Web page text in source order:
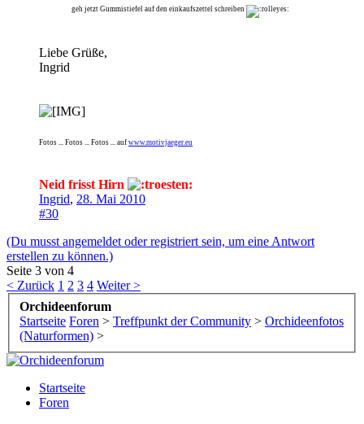
geh jetzt Gummistiefel auf den einkaufszettel schreiben
Liebe Grüße,
Ingrid
Fotos ... Fotos ... Fotos ... auf www.motivjaeger.eu
Neid frisst Hirn
Ingrid, 28. Mai 2010
#30
(Du musst angemeldet oder registriert sein, um eine Antwort
erstellen zu können.)
Seite 3 von 4
< Zurück 1 2 3 4 Weiter >
Orchideenforum
Startseite Foren > Treffpunkt der Community > Orchideenfotos
(Naturformen) >
Startseite
Foren